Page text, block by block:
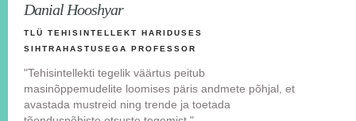
Danial Hooshyar
TLÜ TEHISINTELLEKT HARIDUSES
SIHTRAHASTUSEGA PROFESSOR
"Tehisintellekti tegelik väärtus peitub
masinõppemudelite loomises päris andmete põhjal, et
avastada mustreid ning trende ja toetada